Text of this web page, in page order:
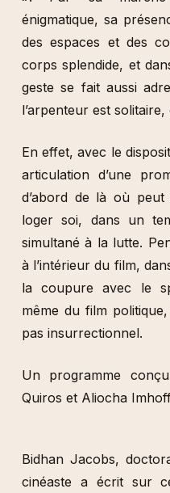
énigmatique, sa
des espaces et des
corps splendide, et
geste se fait aussi
l’arpenteur est
En effet, avec le
articulation d’une
d’abord de là où
loger soi, dans un
simultané à la lutte.
à l’intérieur du film,
la coupure avec le
même du film
pas insurrectionnel.
Un programme
Quiros et Aliocha
Bidhan Jacobs,
cinéaste a écrit sur